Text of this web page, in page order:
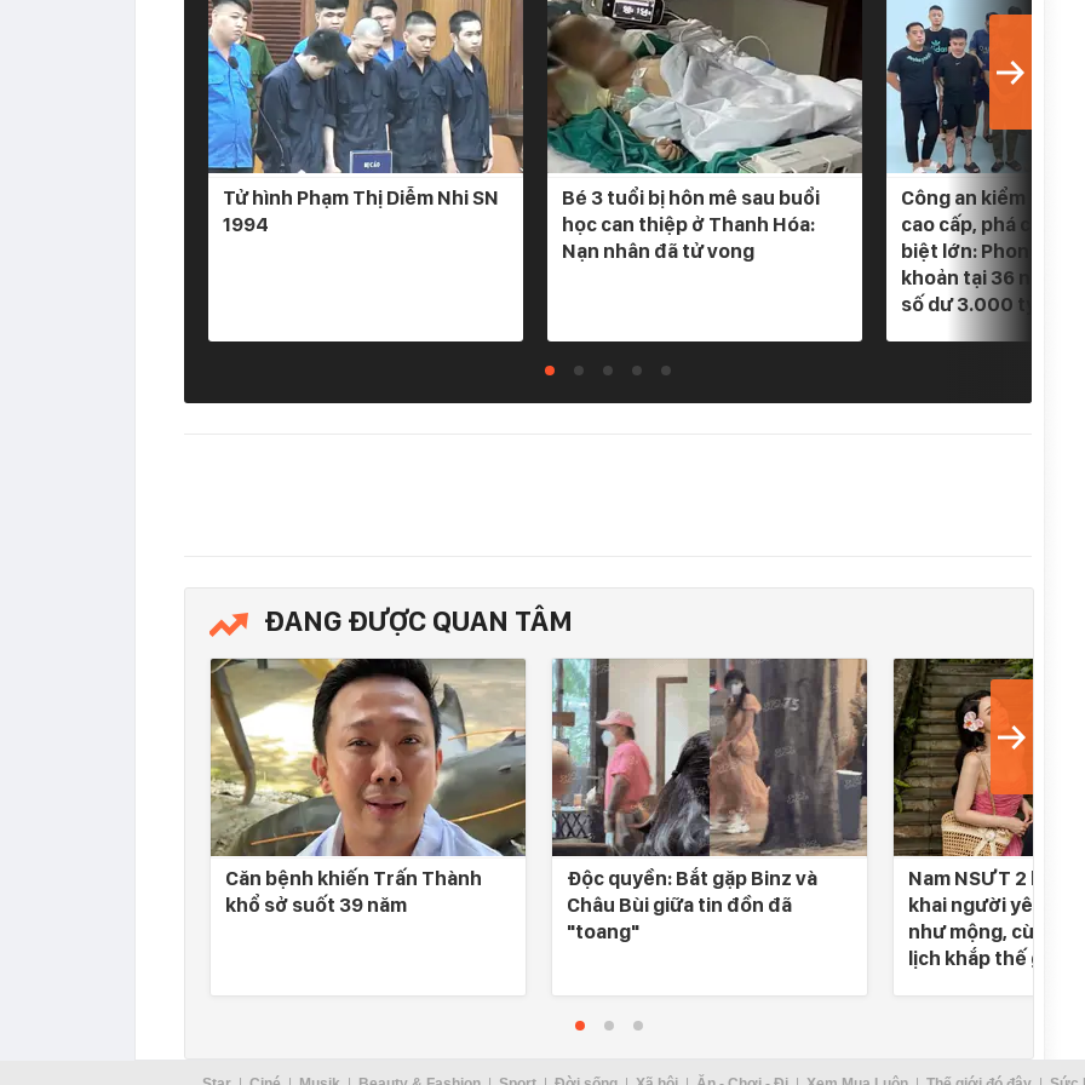
Tử hình Phạm Thị Diễm Nhi SN
1994
Bé 3 tuổi bị hôn mê sau buổi
học can thiệp ở Thanh Hóa:
Nạn nhân đã tử vong
Công an kiểm tra 5
cao cấp, phá
biệt lớn: Phong tỏa
khoản tại 36 ngân
số dư 3.000 tỷ
ĐANG ĐƯỢC QUAN TÂM
Căn bệnh khiến Trấn Thành
khổ sở suốt 39 năm
Độc quyền: Bắt gặp Binz và
Châu Bùi giữa tin đồn đã
"toang"
Nam NSƯT 2 lần
khai người yêu SN
như mộng, cùng
lịch khắp thế gian